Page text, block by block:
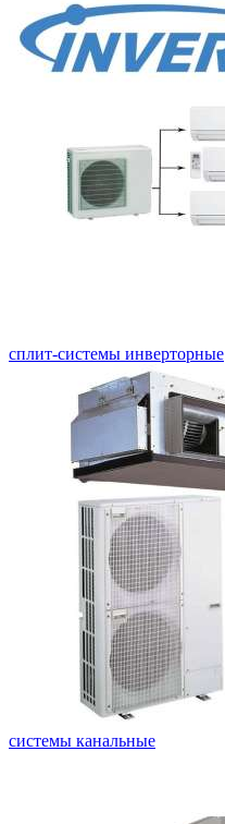
сплит-системы инверторные
системы канальные